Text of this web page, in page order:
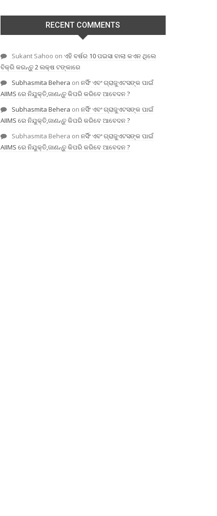
RECENT COMMENTS
Sukant Sahoo on ଏହି ବର୍ଷର 10 ପଇସା ବାଲା କଏନ ଥିଲେ
ବିକ୍ରି କରନ୍ତୁ 2 ଲକ୍ଷ ଟଙ୍କାରେ
Subhasmita Behera on ନର୍ସିଂ ଏବଂ ଗ୍ରାଜୁଏଟସଙ୍କ ପାଇଁ
AIIMS ରେ ନିଯୁକ୍ତି,ଜାଣନ୍ତୁ କିପରି କରିବେ ଆବେଦନ ?
Subhasmita Behera on ନର୍ସିଂ ଏବଂ ଗ୍ରାଜୁଏଟସଙ୍କ ପାଇଁ
AIIMS ରେ ନିଯୁକ୍ତି,ଜାଣନ୍ତୁ କିପରି କରିବେ ଆବେଦନ ?
Subhasmita Behera on ନର୍ସିଂ ଏବଂ ଗ୍ରାଜୁଏଟସଙ୍କ ପାଇଁ
AIIMS ରେ ନିଯୁକ୍ତି,ଜାଣନ୍ତୁ କିପରି କରିବେ ଆବେଦନ ?